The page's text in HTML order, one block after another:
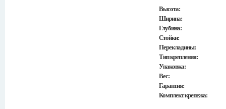
Высота:
Ширина:
Глубина:
Стойки:
Перекладины:
Тип крепления:
Упаковка:
Вес:
Гарантия:
Комплект крепежа: